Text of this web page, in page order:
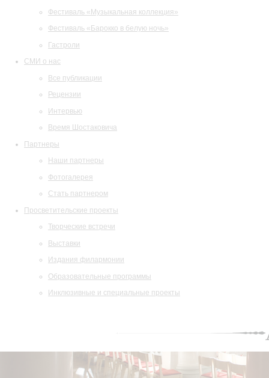
Фестиваль «Музыкальная коллекция»
Фестиваль «Барокко в белую ночь»
Гастроли
СМИ о нас
Все публикации
Рецензии
Интервью
Время Шостаковича
Партнеры
Наши партнеры
Фотогалерея
Стать партнером
Просветительские проекты
Творческие встречи
Выставки
Издания филармонии
Образовательные программы
Инклюзивные и специальные проекты